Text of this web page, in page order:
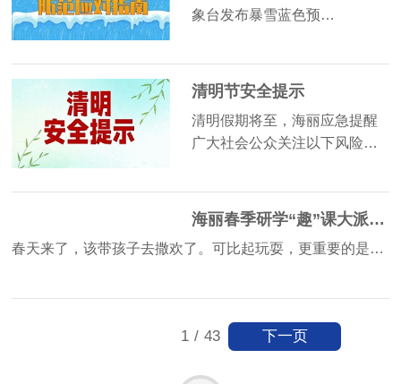
象台发布暴雪蓝色预…
清明节安全提示
清明假期将至，海丽应急提醒
广大社会公众关注以下风险…
海丽春季研学“趣”课大派送~总有一款适合你！
春天来了，该带孩子去撒欢了。可比起玩耍，更重要的是…
1 / 43 下一页